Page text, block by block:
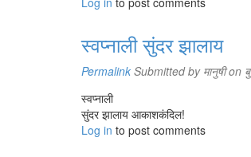
स्वप्नाली सुंदर झालाय
Permalink Submitted by मानुषीon
स्वप्नाली
सुंदर झालाय आकाशकंदिल!
Log in to post comments